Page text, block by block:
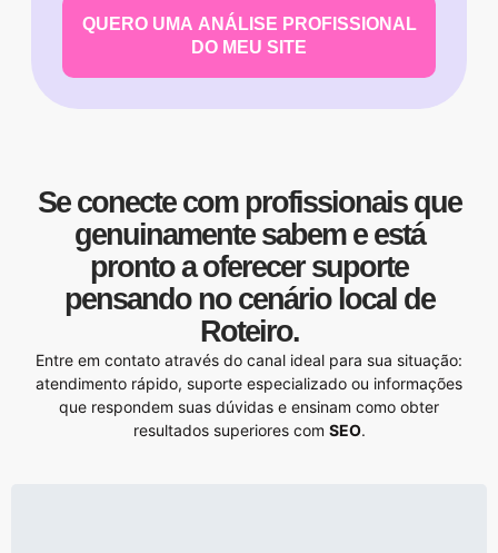
QUERO UMA ANÁLISE PROFISSIONAL
DO MEU SITE
Se conecte com profissionais que
genuinamente sabem e está
pronto a oferecer suporte
pensando no cenário local de
Roteiro.
Entre em contato através do canal ideal para sua situação:
atendimento rápido, suporte especializado ou informações
que respondem suas dúvidas e ensinam como obter
resultados superiores com SEO.